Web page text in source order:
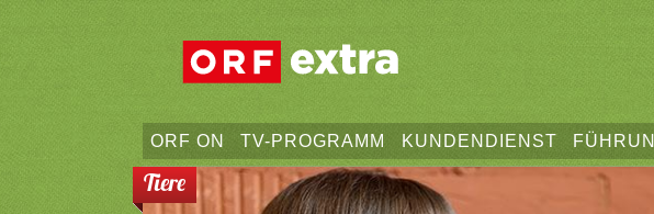
ORF ON TV-PROGRAMM KUNDENDIENST
Tiere